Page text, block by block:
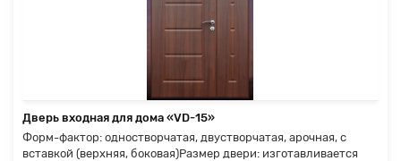
Дверь входная для дома «VD-15»
Форм-фактор: одностворчатая, двустворчатая, арочная, с
вставкой (верхняя, боковая)Размер двери: изготавливается